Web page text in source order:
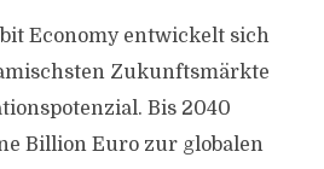
Economy entwickelt sich
Zukunftsmärkte
Bis 2040
Billion Euro zur globalen